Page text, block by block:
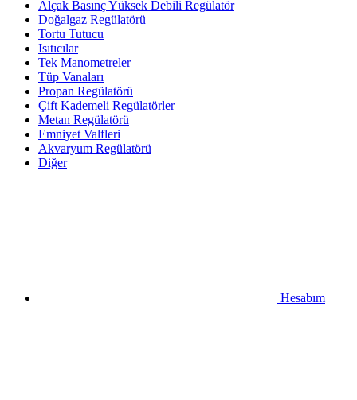
Alçak Basınç Yüksek Debili Regülatör
Doğalgaz Regülatörü
Tortu Tutucu
Isıtıcılar
Tek Manometreler
Tüp Vanaları
Propan Regülatörü
Çift Kademeli Regülatörler
Metan Regülatörü
Emniyet Valfleri
Akvaryum Regülatörü
Diğer
Hesabım